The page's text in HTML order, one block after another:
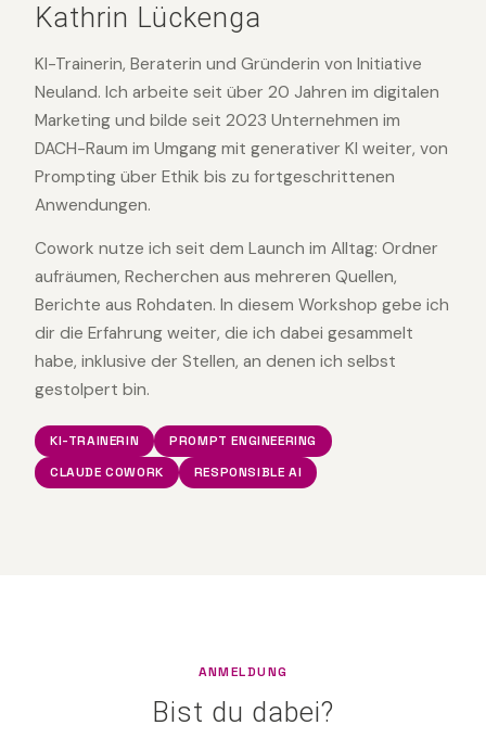
Kathrin Lückenga
KI-Trainerin, Beraterin und Gründerin von Initiative
Neuland. Ich arbeite seit über 20 Jahren im digitalen
Marketing und bilde seit 2023 Unternehmen im
DACH-Raum im Umgang mit generativer KI weiter, von
Prompting über Ethik bis zu fortgeschrittenen
Anwendungen.
Cowork nutze ich seit dem Launch im Alltag: Ordner
aufräumen, Recherchen aus mehreren Quellen,
Berichte aus Rohdaten. In diesem Workshop gebe ich
dir die Erfahrung weiter, die ich dabei gesammelt
habe, inklusive der Stellen, an denen ich selbst
gestolpert bin.
KI-TRAINERIN
PROMPT ENGINEERING
CLAUDE COWORK
RESPONSIBLE AI
ANMELDUNG
Bist du dabei?